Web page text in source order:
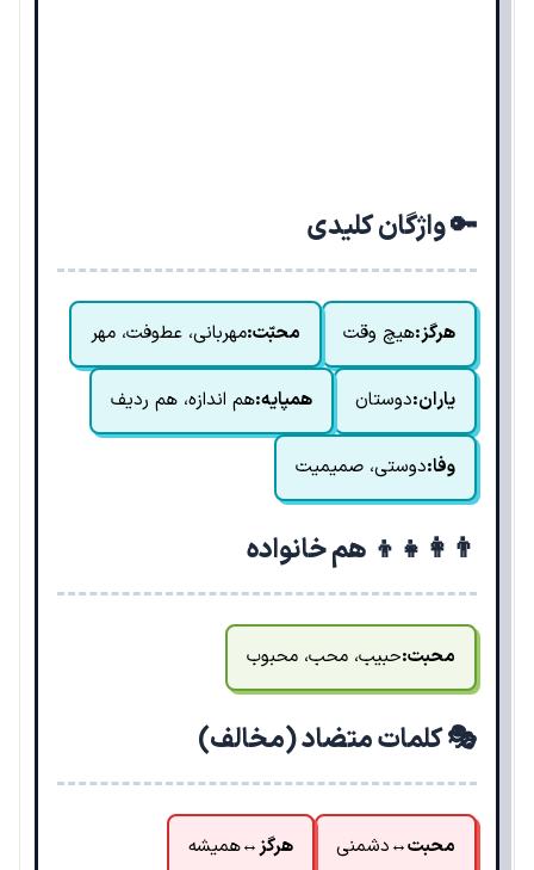
🔑 واژگان کلیدی
هرگز:هیچ وقت محبّت:مهربانی، عطوفت، مهر
یاران:دوستان همپایه:هم اندازه، هم ردیف
وفا:دوستی، صمیمیت
👨‍👩‍👧‍👦 هم خانواده
محبت:حبیب، محب، محبوب
🎭 کلمات متضاد (مخالف)
محبت↔دشمنی هرگز↔همیشه